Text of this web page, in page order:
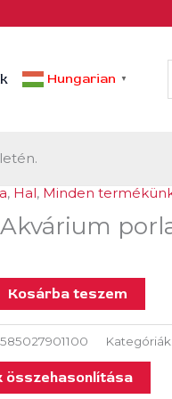
Hungarian ▼
, Hal, Minden
Kosárba teszem
Kategóriák:
összehasonlítása